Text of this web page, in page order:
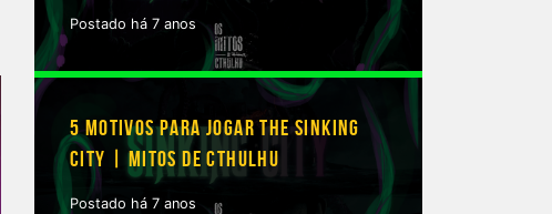
Postado há 7 anos
5 MOTIVOS PARA JOGAR THE SINKING
CITY | MITOS DE CTHULHU
Postado há 7 anos